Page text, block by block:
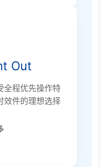
Out
全程优先操作特
效件的理想选择